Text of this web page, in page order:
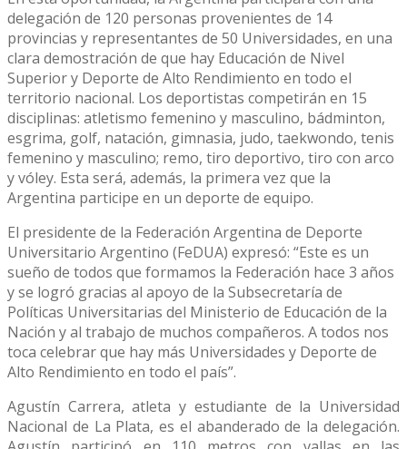
delegación de 120 personas provenientes de 14
provincias y representantes de 50 Universidades, en una
clara demostración de que hay Educación de Nivel
Superior y Deporte de Alto Rendimiento en todo el
territorio nacional. Los deportistas competirán en 15
disciplinas: atletismo femenino y masculino, bádminton,
esgrima, golf, natación, gimnasia, judo, taekwondo, tenis
femenino y masculino; remo, tiro deportivo, tiro con arco
y vóley. Esta será, además, la primera vez que la
Argentina participe en un deporte de equipo.
El presidente de la Federación Argentina de Deporte
Universitario Argentino (FeDUA) expresó: “Este es un
sueño de todos que formamos la Federación hace 3 años
y se logró gracias al apoyo de la Subsecretaría de
Políticas Universitarias del Ministerio de Educación de la
Nación y al trabajo de muchos compañeros. A todos nos
toca celebrar que hay más Universidades y Deporte de
Alto Rendimiento en todo el país”.
Agustín Carrera, atleta y estudiante de la Universidad
Nacional de La Plata, es el abanderado de la delegación.